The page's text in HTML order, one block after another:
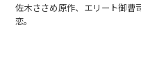
佐木ささめ原作、エリート御曹
恋。